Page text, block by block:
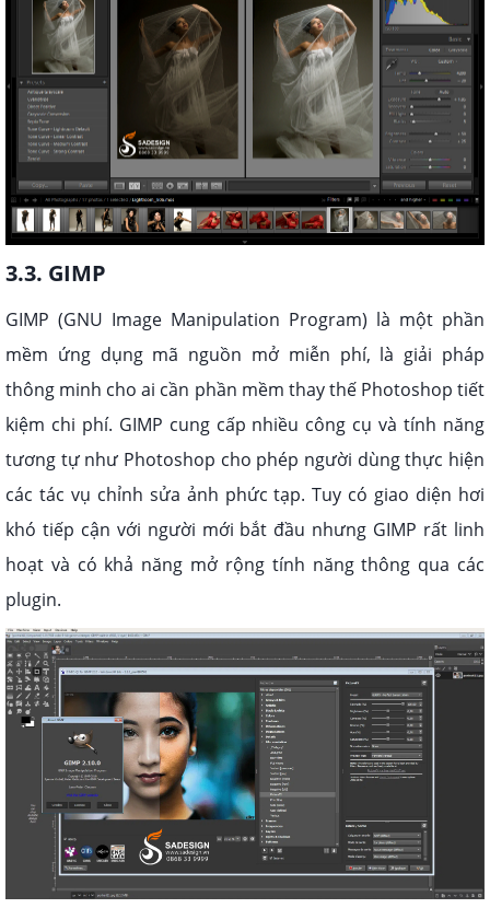
3.3. GIMP
GIMP (GNU Image Manipulation Program) là một phần
mềm ứng dụng mã nguồn mở miễn phí, là giải pháp
thông minh cho ai cần phần mềm thay thế Photoshop tiết
kiệm chi phí. GIMP cung cấp nhiều công cụ và tính năng
tương tự như Photoshop cho phép người dùng thực hiện
các tác vụ chỉnh sửa ảnh phức tạp. Tuy có giao diện hơi
khó tiếp cận với người mới bắt đầu nhưng GIMP rất linh
hoạt và có khả năng mở rộng tính năng thông qua các
plugin.